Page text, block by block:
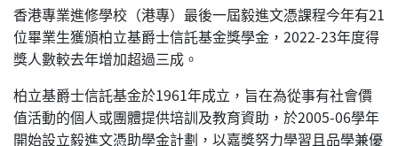
香港專業進修學校（港專）最後一屆毅進文憑課程今年有21
位畢業生獲頒柏立基爵士信託基金獎學金，2022-23年度得
獎人數較去年增加超過三成。
柏立基爵士信託基金於1961年成立，旨在為從事有社會價
值活動的個人或團體提供培訓及教育資助，於2005-06學年
開始設立毅進文憑助學金計劃，以嘉獎努力學習且品學兼優